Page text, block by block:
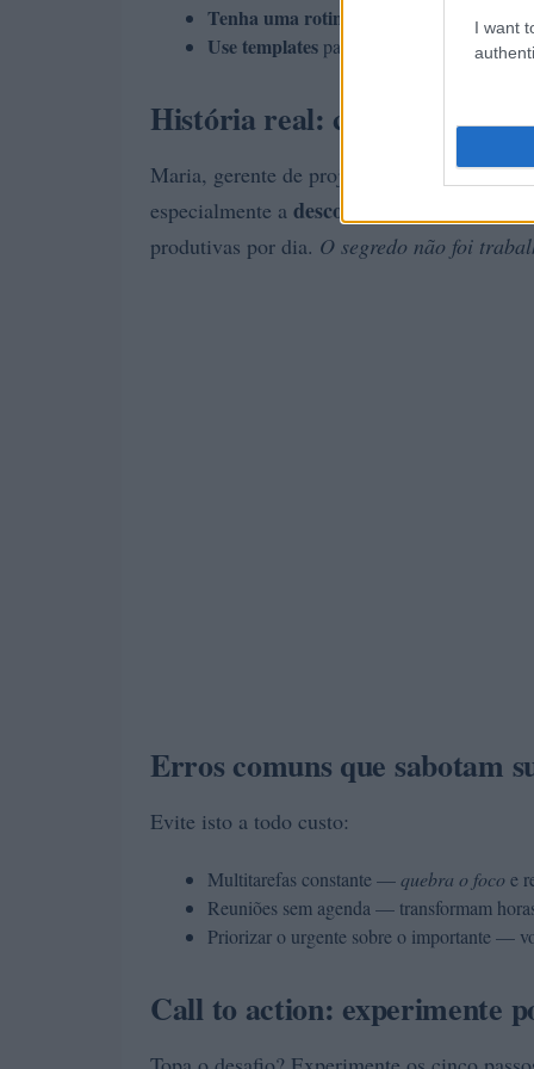
I want
Tenha uma rotina matinal curta com 3
Use templates para e-mails e relatórios
História real: como Maria
Maria, gerente de projetos em Lisboa,
especialmente a desconexão deliberada
produtivas por dia. O segredo não foi
Erros comuns que sabotam
Evite isto a todo custo:
Multitarefas constante —quebra o foco e
Reuniões sem agenda — transformam
Priorizar o urgente sobre o importante —
Call to action: experimente